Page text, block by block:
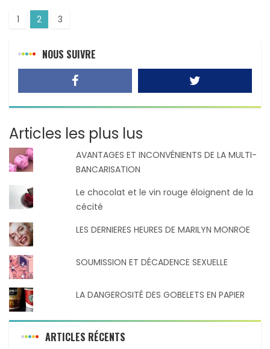
1 2 3
NOUS SUIVRE
Articles les plus lus
AVANTAGES ET INCONVÉNIENTS DE LA MULTI-
BANCARISATION
Le chocolat et le vin rouge éloignent de la
cécité
LES DERNIERES HEURES DE MARILYN MONROE
SOUMISSION ET DÉCADENCE SEXUELLE
LA DANGEROSITÉ DES GOBELETS EN PAPIER
ARTICLES RÉCENTS